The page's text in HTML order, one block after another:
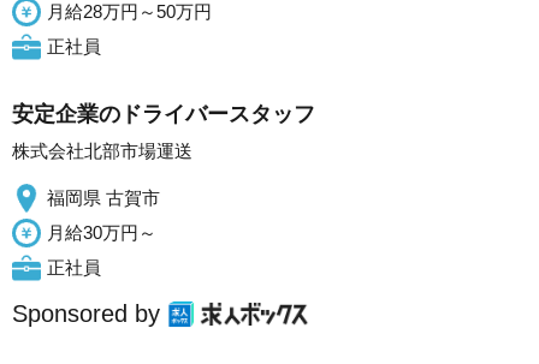
月給28万円～50万円
正社員
安定企業のドライバースタッフ
株式会社北部市場運送
福岡県 古賀市
月給30万円～
正社員
Sponsored by